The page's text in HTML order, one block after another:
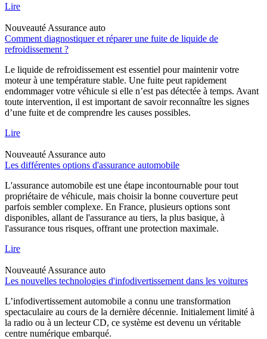
Lire
Nouveauté Assurance auto
Comment diagnostiquer et réparer une fuite de liquide de
refroidissement ?
Le liquide de refroidissement est essentiel pour maintenir votre
moteur à une température stable. Une fuite peut rapidement
endommager votre véhicule si elle n’est pas détectée à temps. Avant
toute intervention, il est important de savoir reconnaître les signes
d’une fuite et de comprendre les causes possibles.
Lire
Nouveauté Assurance auto
Les différentes options d'assurance automobile
L'assurance automobile est une étape incontournable pour tout
propriétaire de véhicule, mais choisir la bonne couverture peut
parfois sembler complexe. En France, plusieurs options sont
disponibles, allant de l'assurance au tiers, la plus basique, à
l'assurance tous risques, offrant une protection maximale.
Lire
Nouveauté Assurance auto
Les nouvelles technologies d'infodivertissement dans les voitures
L’infodivertissement automobile a connu une transformation
spectaculaire au cours de la dernière décennie. Initialement limité à
la radio ou à un lecteur CD, ce système est devenu un véritable
centre numérique embarqué.